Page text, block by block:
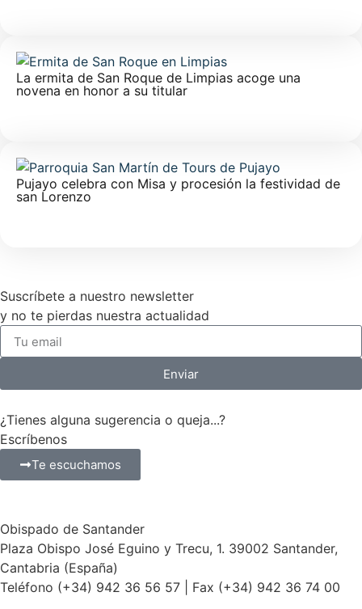
La ermita de San Roque de Limpias acoge una
novena en honor a su titular
Pujayo celebra con Misa y procesión la festividad de
san Lorenzo
Suscríbete a nuestro newsletter
y no te pierdas nuestra actualidad
Enviar
¿Tienes alguna sugerencia o queja...?
Escríbenos
Te escuchamos
Obispado de Santander
Plaza Obispo José Eguino y Trecu, 1. 39002 Santander,
Cantabria (España)
Teléfono (+34) 942 36 56 57 | Fax (+34) 942 36 74 00